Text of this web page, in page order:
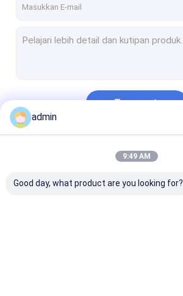
Piston Pompa Lumpur
Segel BOP
Peralatan Pencegah Ledakan
Suku Cadang Rig Workover
Terus
admin
9:49 AM
Good day, what product are you looking for?